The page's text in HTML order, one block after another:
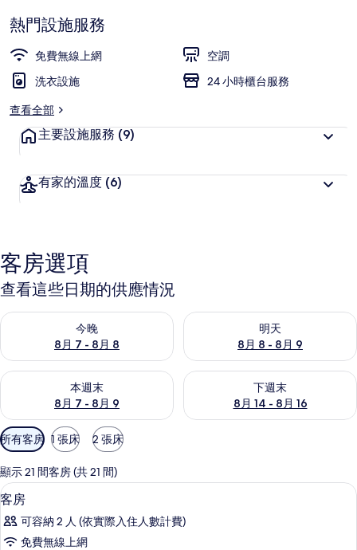
相
片
集
熱門設施服務
免費無線上網
空調
洗衣設施
24 小時櫃台服務
查看全部
主要設施服務 (9)
有家的溫度 (6)
客房選項
查看這些日期的供應情況
今晚
8月 7 - 8月 8
查看今晚 (8月 7 - 8月 8) 的供應情況
明天
8月 8 - 8月 9
查看明天 (8月 8 - 8月 9) 的供
本週末
8月 7 - 8月 9
查看本週末 (8月 7 - 8月 9) 的供應情況
下週末
8月 14 - 8月 16
查看下週末 (8月 14 - 8月 16)
可
用
的
客
房
篩
選
所有客房 1 張床 2 張床
顯示 21 間客房 (共 21 間)
顯
示
客
高級寢具、羽絨被、書桌、遮光布/窗
1
客房
可容納 2 人 (依實際入住人數計費)
免費無線上網